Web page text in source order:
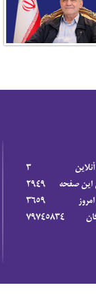
3
اين صفحه
2949
3659
79745834